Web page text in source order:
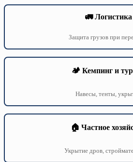
🚛 Логистика
Защита грузов при
🏕️ Кемпинг и
Навесы, тенты,
🏠 Частное
Укрытие дров,